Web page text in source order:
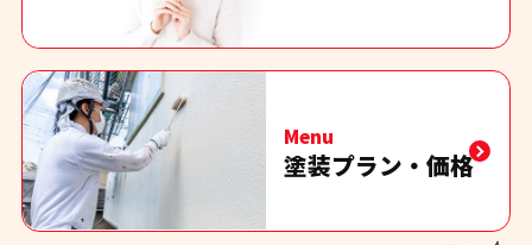
Menu
塗装プラン・価格